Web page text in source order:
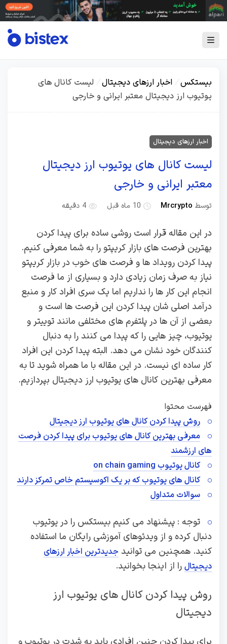
بیستکس اخبار ارزهای دیجیتال
لیست کانال های
یوتیوب ارز دیجیتال معتبر ایرانی و خارجی
اخبار ارزهای دیجیتال
لیست کانال های یوتیوب ارز دیجیتال
معتبر ایرانی و خارجی
توسط Mrcrypto 10 ماه قبل 4 دقیقه
در این مقاله قرار است روشی ساده برای پیدا کردن
بهترین فرصت های بازار کریپتو را به شما معرفی کنیم.
پیدا کردن رویداد ها و فرصت های خوب در بازار کریپتو
نیاز به صرف زمان زیادی دارد و بسیاری از ما فرصت
انجام این کار ها را نداریم اما یک سری افراد کار و منبع
درآمد اصلی شان پیدا کردن این فرصت ها است و
بعضی از آن ها در پلتفرم های مختلفی مانند توییتر و
یوتیوب، چیز هایی را که پیدا می کنند را به دنبال
کنندگان خود نشان می دهد. البته پیدا کردن این افراد
کار ساده ای نیست. در این مقاله با ما همراه شوید تا به
معرفی بهترین کانال های یوتیوب ارز دیجیتال بپردازیم.
فهرست محتوا
روش پیدا کردن کانال های یوتیوب ارز دیجیتال
معرفی بهترین کانال های یوتیوب برای پیدا کردن فرصت
های ارزشمند
کانال یوتیوب on chain gaming
کانال های یوتیوب که بر یک اکوسیستم خاص تمرکز دارند
سوالات متداول
توجه : پیشنهاد می کنیم بیستکس را در یوتیوب
دنبال کرده و از ویدئوهای آموزشی رایگان ما استفاده
کنید. همچنین می توانید جدیدترین اخبار ارزهای
دیجیتال را از اینجا بخوانید.
روش پیدا کردن کانال های یوتیوب ارز
دیجیتال